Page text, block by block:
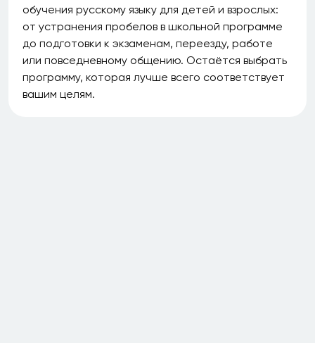
обучения русскому языку для детей и взрослых:
от устранения пробелов в школьной программе
до подготовки к экзаменам, переезду, работе
или повседневному общению. Остаётся выбрать
программу, которая лучше всего соответствует
вашим целям.